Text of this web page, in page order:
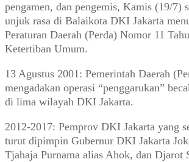
pengamen, dan pengemis, Kamis (19/7)
unjuk rasa di Balaikota DKI Jakarta
Peraturan Daerah (Perda) Nomor 11
Ketertiban Umum.
13 Agustus 2001: Pemerintah Daerah
mengadakan operasi “penggarukan”
di lima wilayah DKI Jakarta.
2012-2017: Pemprov DKI Jakarta yang
turut dipimpin Gubernur DKI Jakarta
Tjahaja Purnama alias Ahok, dan Djarot